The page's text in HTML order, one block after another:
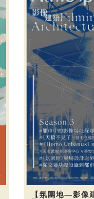
【氛圍地—影像